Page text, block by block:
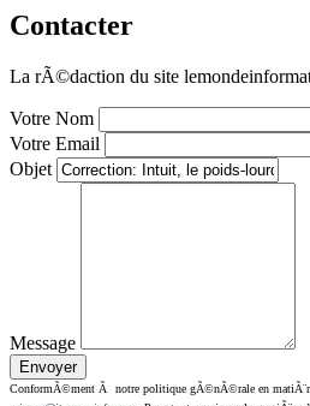
Contacter
La rÃ©daction du site
Votre Nom
Votre Email
Objet
Message
ConformÃ©ment Ã notre politique gÃ©nÃ©rale en matiÃ¨re